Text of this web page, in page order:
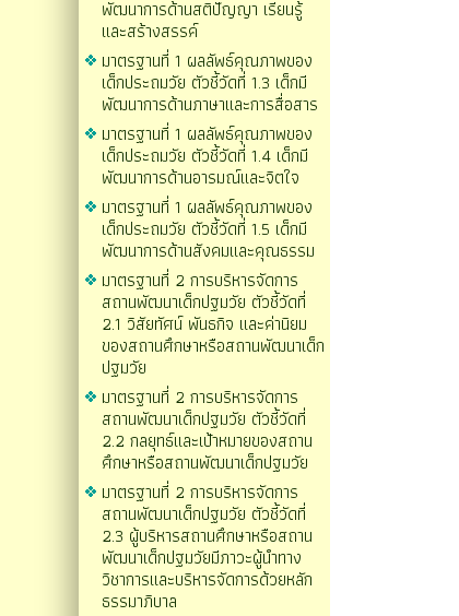
พัฒนาการด้านสติปัญญา เรียนรู้
และสร้างสรรค์
มาตรฐานที่ 1 ผลลัพธ์คุณภาพของ
เด็กประถมวัย ตัวชี้วัดที่ 1.3 เด็กมี
พัฒนาการด้านภาษาและการสื่อสาร
มาตรฐานที่ 1 ผลลัพธ์คุณภาพของ
เด็กประถมวัย ตัวชี้วัดที่ 1.4 เด็กมี
พัฒนาการด้านอารมณ์และจิตใจ
มาตรฐานที่ 1 ผลลัพธ์คุณภาพของ
เด็กประถมวัย ตัวชี้วัดที่ 1.5 เด็กมี
พัฒนาการด้านสังคมและคุณธรรม
มาตรฐานที่ 2 การบริหารจัดการ
สถานพัฒนาเด็กปฐมวัย ตัวชี้วัดที่
2.1 วิสัยทัศน์ พันธกิจ และค่านิยม
ของสถานศึกษาหรือสถานพัฒนาเด็ก
ปฐมวัย
มาตรฐานที่ 2 การบริหารจัดการ
สถานพัฒนาเด็กปฐมวัย ตัวชี้วัดที่
2.2 กลยุทธ์และเป้าหมายของสถาน
ศึกษาหรือสถานพัฒนาเด็กปฐมวัย
มาตรฐานที่ 2 การบริหารจัดการ
สถานพัฒนาเด็กปฐมวัย ตัวชี้วัดที่
2.3 ผู้บริหารสถานศึกษาหรือสถาน
พัฒนาเด็กปฐมวัยมีภาวะผู้นำทาง
วิชาการและบริหารจัดการด้วยหลัก
ธรรมาภิบาล